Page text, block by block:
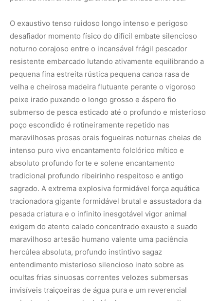
O exaustivo tenso ruidoso longo intenso e perigoso
desafiador momento físico do difícil embate silencioso
noturno corajoso entre o incansável frágil pescador
resistente embarcado lutando ativamente equilibrando a
pequena fina estreita rústica pequena canoa rasa de
velha e cheirosa madeira flutuante perante o vigoroso
peixe irado puxando o longo grosso e áspero fio
submerso de pesca esticado até o profundo e misterioso
poço escondido é rotineiramente repetido nas
maravilhosas prosas orais fogueiras noturnas cheias de
intenso puro vivo encantamento folclórico mítico e
absoluto profundo forte e solene encantamento
tradicional profundo ribeirinho respeitoso e antigo
sagrado. A extrema explosiva formidável força aquática
tracionadora gigante formidável brutal e assustadora da
pesada criatura e o infinito inesgotável vigor animal
exigem do atento calado concentrado exausto e suado
maravilhoso artesão humano valente uma paciência
hercúlea absoluta, profundo instintivo sagaz
entendimento misterioso silencioso inato sobre as
ocultas frias sinuosas correntes velozes submersas
invisíveis traiçoeiras de água pura e um reverencial